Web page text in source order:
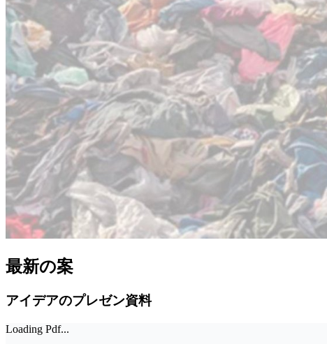
最新の案
アイデアのプレゼン資料
Loading Pdf...